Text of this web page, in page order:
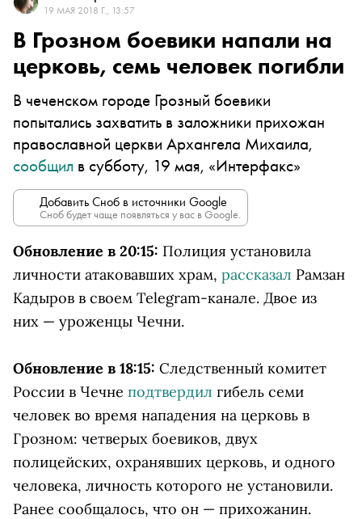
19 МАЯ 2018 Г., 13:57
В Грозном боевики напали на
церковь, семь человек погибли
В чеченском городе Грозный боевики
попытались захватить в заложники прихожан
православной церкви Архангела Михаила,
сообщил в субботу, 19 мая, «Интерфакс»
Добавить Сноб в источники Google
Сноб будет чаще появляться у вас в Google.
Обновление в 20:15: Полиция установила
личности атаковавших храм, рассказал Рамзан
Кадыров в своем Telegram-канале. Двое из
них — уроженцы Чечни.
Обновление в 18:15: Следственный комитет
России в Чечне подтвердил гибель семи
человек во время нападения на церковь в
Грозном: четверых боевиков, двух
полицейских, охранявших церковь, и одного
человека, личность которого не установили.
Ранее сообщалось, что он — прихожанин.